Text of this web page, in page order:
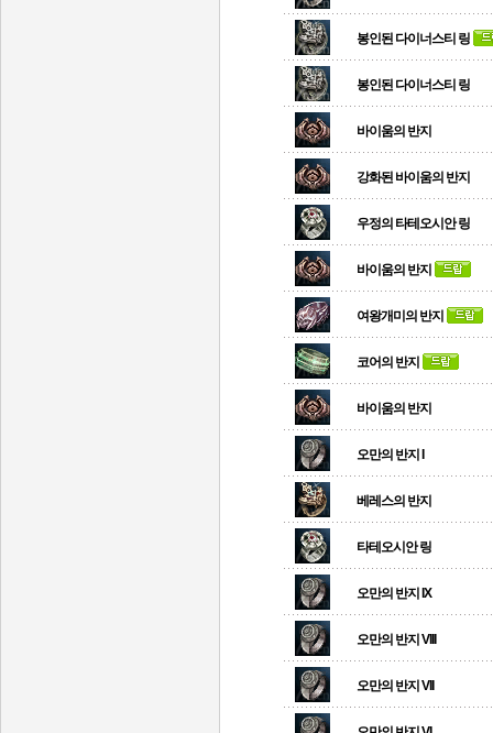
봉인된 다이너스티 링
봉인된 다이너스티 링
바이움의 반지
강화된 바이움의 반지
우정의 타테오시안 링
바이움의 반지
여왕개미의 반지
코어의 반지
바이움의 반지
오만의 반지 I
베레스의 반지
타테오시안 링
오만의 반지 IX
오만의 반지 VIII
오만의 반지 VII